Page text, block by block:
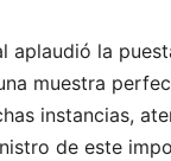
la
muestra
instancias,
de este